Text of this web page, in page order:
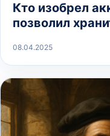
Кто изобрел
позволил
08.04.2025